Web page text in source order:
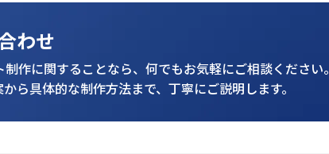
わせ
作に関することなら、何でもお気軽にご相談ください。
ら具体的な制作方法まで、丁寧にご説明します。